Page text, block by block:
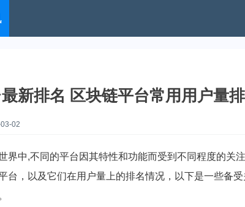
新排名 区块链平台常用用户量
02
界中,不同的平台因其特性和功能而受到不同程度的关
台，以及它们在用户量上的排名情况，以下是一些备